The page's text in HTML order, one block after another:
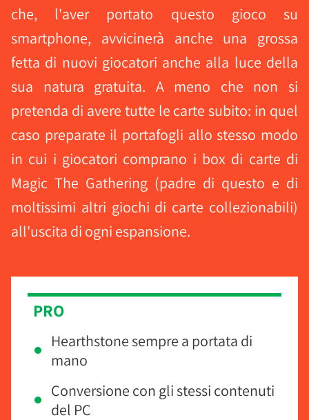
che, l'aver portato questo gioco su
smartphone, avvicinerà anche una grossa
fetta di nuovi giocatori anche alla luce della
sua natura gratuita. A meno che non si
pretenda di avere tutte le carte subito: in quel
caso preparate il portafogli allo stesso modo
in cui i giocatori comprano i box di carte di
Magic The Gathering (padre di questo e di
moltissimi altri giochi di carte collezionabili)
all'uscita di ogni espansione.
PRO
Hearthstone sempre a portata di
mano
Conversione con gli stessi contenuti
del PC